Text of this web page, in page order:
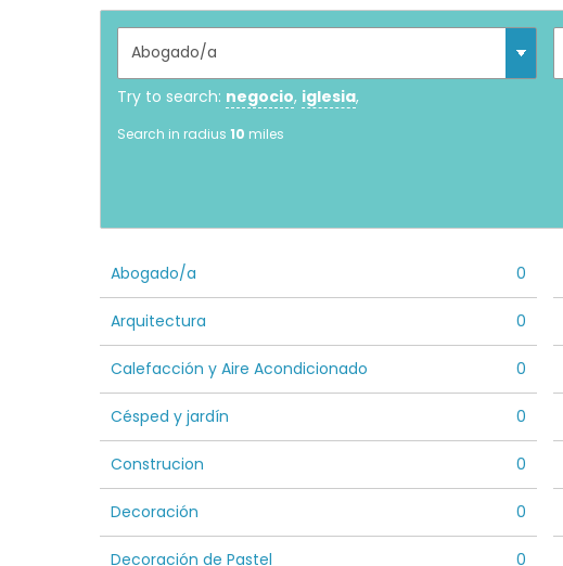
Try to search: negocio, iglesia,
Search in radius 10 miles
Abogado/a 0
Arquitectura 0
Calefacción y Aire Acondicionado 0
Césped y jardín 0
Construcion 0
Decoración 0
Decoración de Pastel 0